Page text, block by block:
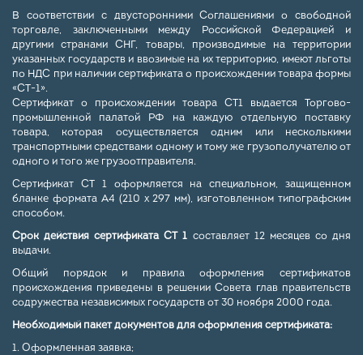
В соответствии с двусторонними Соглашениями о свободной
торговле, заключенными между Российской Федерацией и
другими странами СНГ, товары, производимые на территории
указанных государств и ввозимые на их территорию, имеют льготы
по НДС при наличии сертификата о происхождении товара формы
«СТ-1».
Сертификат о происхождении товара СТ1 выдается Торгово-
промышленной палатой РФ на каждую отдельную поставку
товара, которая осуществляется одним или несколькими
транспортными средствами одному и тому же грузополучателю от
одного и того же грузоотправителя.
Сертификат СТ 1 оформляется на специальном, защищенном
бланке формата А4 (210 x 297 мм), изготовленном типографским
способом.
Срок действия сертификата СТ 1 составляет 12 месяцев со дня
выдачи.
Общий порядок и правила оформления сертификатов
происхождения приведены в решении Совета глав правительств
содружества независимых государств от 30 ноября 2000 года.
Необходимый пакет документов для оформления сертификата:
1. Оформленная заявка;